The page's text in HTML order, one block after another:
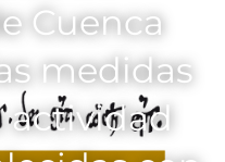
Cuenca
medidas
actividad